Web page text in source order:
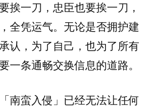
挨一刀，忠臣也要挨一刀，
全凭运气。无论是否拥护建
认，为了自己，也为了所有
一条通畅交换信息的道路。
南蛮入侵」已经无法让任何